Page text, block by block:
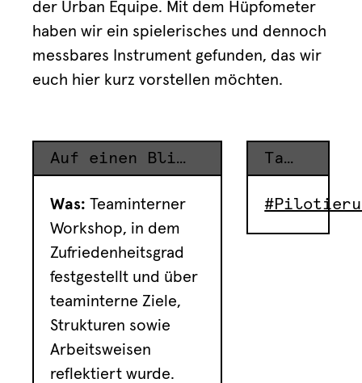
der Urban Equipe. Mit dem Hüpfometer
haben wir ein spielerisches und dennoch
messbares Instrument gefunden, das wir
euch hier kurz vorstellen möchten.
Auf einen Blick
Was: Teaminterner
Workshop, in dem
Zufriedenheitsgrad
festgestellt und über
teaminterne Ziele,
Strukturen sowie
Arbeitsweisen
reflektiert wurde.
Tags